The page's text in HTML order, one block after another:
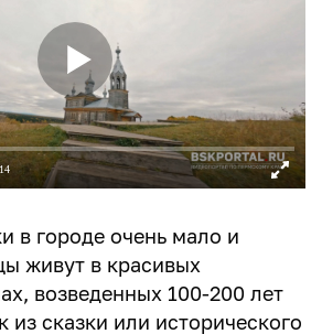
в городе очень мало и
живут в красивых
возведенных 100-200 лет
из сказки или исторического